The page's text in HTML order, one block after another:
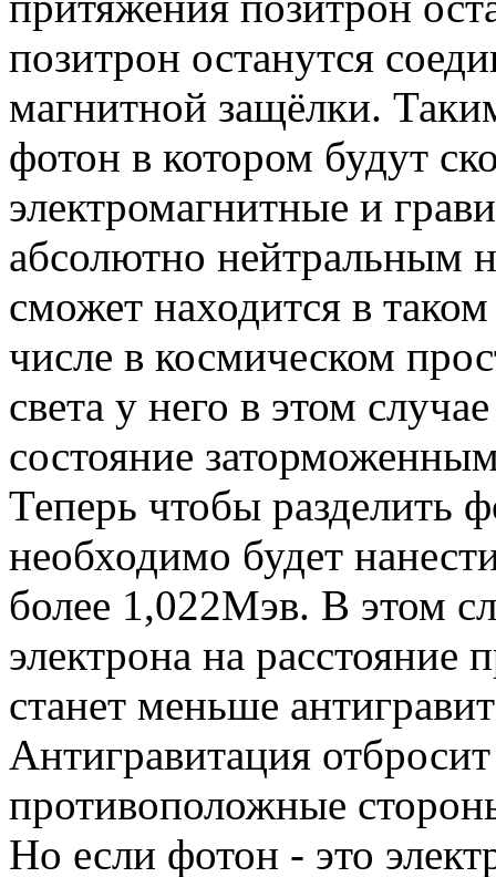
позитрон останутся
магнитной защёлки.
фотон в котором будут
электромагнитные и
абсолютно нейтральным
сможет находится в
числе в космическом
света у него в этом
состояние
Теперь чтобы разделить
необходимо будет
более 1,022Мэв. В этом
электрона на расстояние
станет меньше
Антигравитация
противоположные
Но если фотон - это